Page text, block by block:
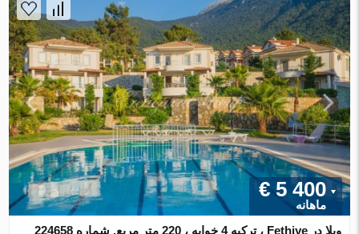
€ 5 400
ماهانه
ویلا در Fethiye ، ترکیه 4 خوابه ، 220 متر مربع. شماره 224658